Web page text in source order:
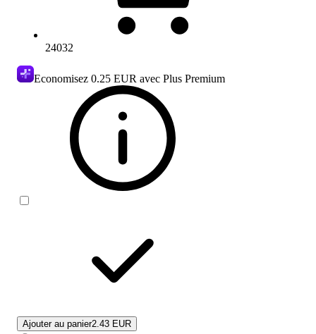
24032
Economisez 0.25 EUR avec Plus Premium
Ajouter au panier2.43 EUR